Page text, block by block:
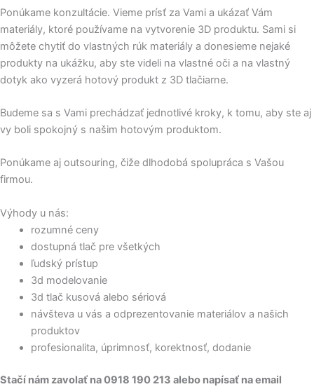
Ponúkame konzultácie. Vieme prísť za Vami a ukázať Vám
materiály, ktoré používame na vytvorenie 3D produktu. Sami si
môžete chytiť do vlastných rúk materiály a donesieme nejaké
produkty na ukážku, aby ste videli na vlastné oči a na vlastný
dotyk ako vyzerá hotový produkt z 3D tlačiarne.
Budeme sa s Vami prechádzať jednotlivé kroky, k tomu, aby ste aj
vy boli spokojný s našim hotovým produktom.
Ponúkame aj outsouring, čiže dlhodobá spolupráca s Vašou
firmou.
Výhody u nás:
rozumné ceny
dostupná tlač pre všetkých
ľudský prístup
3d modelovanie
3d tlač kusová alebo sériová
návšteva u vás a odprezentovanie materiálov a našich
produktov
profesionalita, úprimnosť, korektnosť, dodanie
Stačí nám zavolať na 0918 190 213 alebo napísať na email